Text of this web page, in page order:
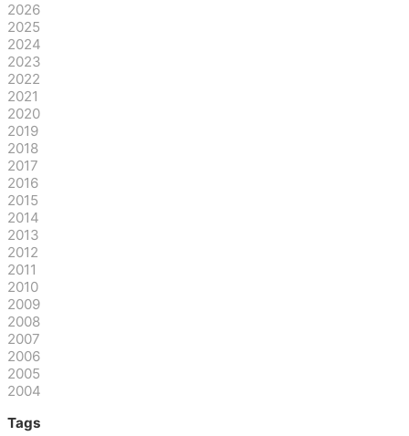
2026
2025
2024
2023
2022
2021
2020
2019
2018
2017
2016
2015
2014
2013
2012
2011
2010
2009
2008
2007
2006
2005
2004
Tags